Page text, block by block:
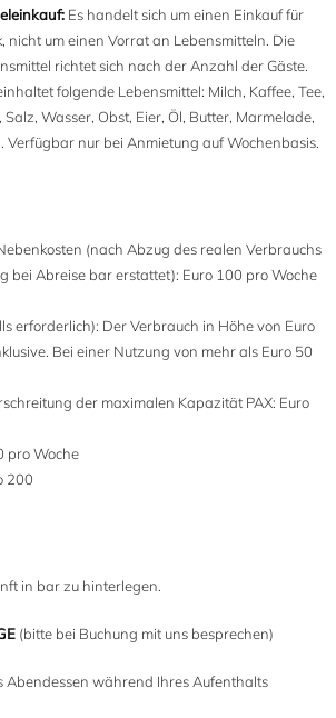
Es handelt sich um einen Einkauf für
nicht um einen Vorrat an Lebensmitteln. Die
richtet sich nach der Anzahl der Gäste.
folgende Lebensmittel: Milch, Kaffee, Tee,
Salz, Wasser, Obst, Eier, Öl, Butter, Marmelade,
Verfügbar nur bei Anmietung auf Wochenbasis.
(nach Abzug des realen Verbrauchs
bei Abreise bar erstattet): Euro 100 pro Woche
erforderlich): Der Verbrauch in Höhe von Euro
Bei einer Nutzung von mehr als Euro 50
der maximalen Kapazität PAX: Euro
pro Woche
200
in bar zu hinterlegen.
(bitte bei Buchung mit uns besprechen)
Abendessen während Ihres Aufenthalts